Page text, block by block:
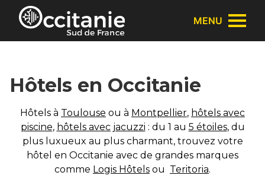
Panneau de gestion des cookies
MENU
Hôtels en Occitanie
Hôtels à Toulouse ou à Montpellier, hôtels avec
piscine, hôtels avec jacuzzi : du 1 au 5 étoiles, du
plus luxueux au plus charmant, trouvez votre
hôtel en Occitanie avec de grandes marques
comme Logis Hôtels ou Teritoria.